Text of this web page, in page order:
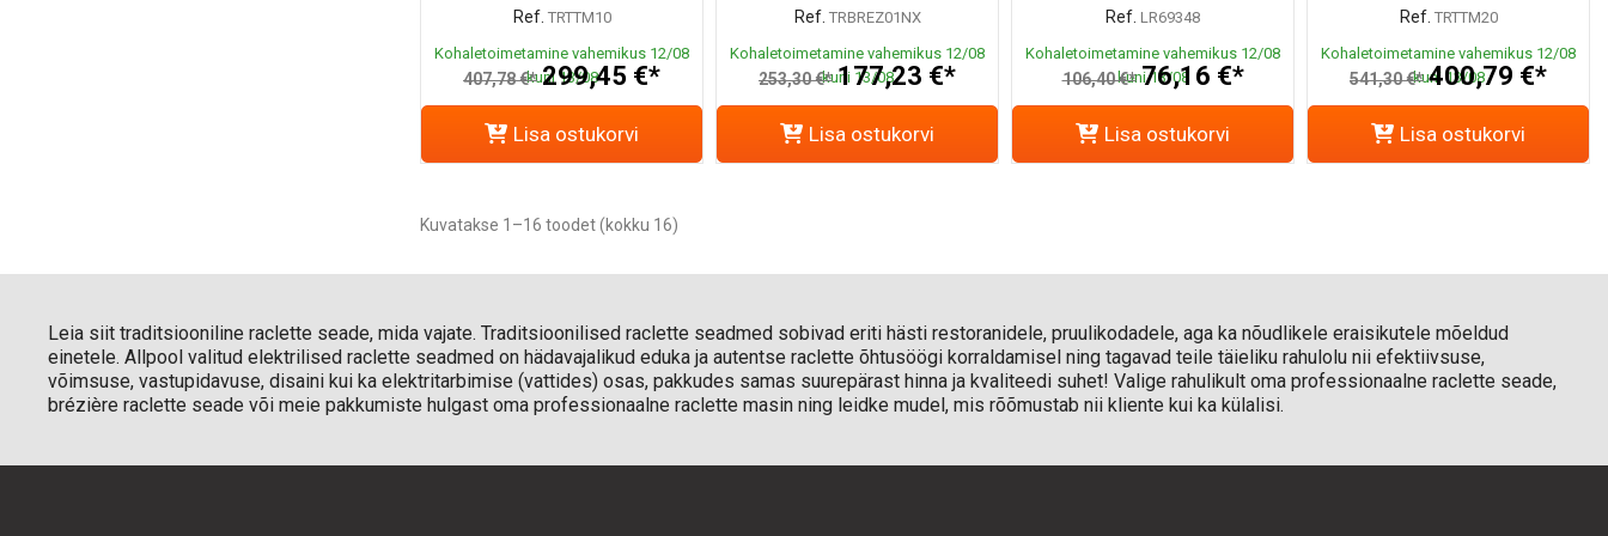
Ref. TRTTM10
Kohaletoimetamine vahemikus 12/08
kuni 13/08
407,78 €* 299,45 €*
Lisa ostukorvi
Ref. TRBREZ01NX
Kohaletoimetamine vahemikus 12/08
kuni 13/08
253,30 €* 177,23 €*
Lisa ostukorvi
Ref. LR69348
Kohaletoimetamine vahemikus 12/08
kuni 13/08
106,40 €* 76,16 €*
Lisa ostukorvi
Ref. TRTTM20
Kohaletoimetamine vahemikus 12/08
kuni 13/08
541,30 €* 400,79 €*
Lisa ostukorvi
Kuvatakse 1–16 toodet (kokku 16)
Leia siit traditsiooniline raclette seade, mida vajate. Traditsioonilised raclette seadmed sobivad eriti hästi restoranidele, pruulikodadele, aga ka nõudlikele eraisikutele mõeldud
einetele. Allpool valitud elektrilised raclette seadmed on hädavajalikud eduka ja autentse raclette õhtusöögi korraldamisel ning tagavad teile täieliku rahulolu nii efektiivsuse,
võimsuse, vastupidavuse, disaini kui ka elektritarbimise (vattides) osas, pakkudes samas suurepärast hinna ja kvaliteedi suhet! Valige rahulikult oma professionaalne raclette seade,
brézière raclette seade või meie pakkumiste hulgast oma professionaalne raclette masin ning leidke mudel, mis rõõmustab nii kliente kui ka külalisi.